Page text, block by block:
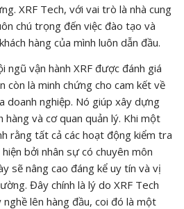
XRF Tech, với vai trò là nhà cung
chú trọng đến việc đào tạo và
hàng của mình luôn dẫn đầu.
ngũ vận hành XRF được đánh giá
còn là minh chứng cho cam kết về
doanh nghiệp. Nó giúp xây dựng
hàng và cơ quan quản lý. Khi một
rằng tất cả các hoạt động kiểm tra
bởi nhân sự có chuyên môn
sẽ nâng cao đáng kể uy tín và vị
Đây chính là lý do XRF Tech
lên hàng đầu, coi đó là một